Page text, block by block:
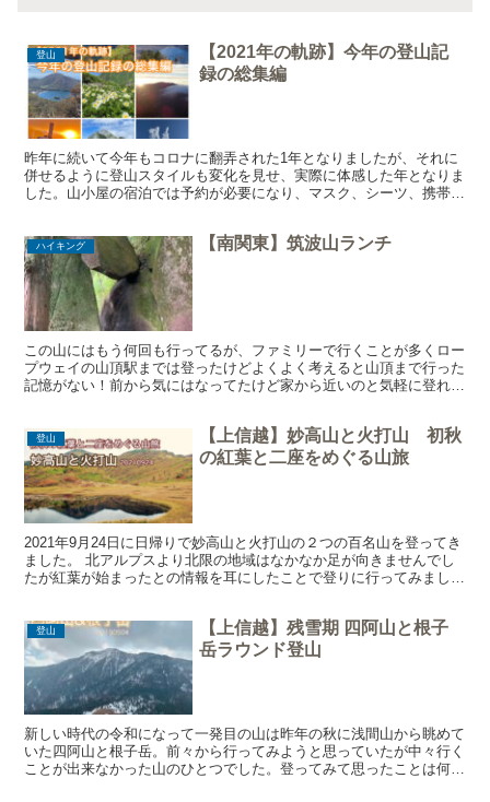
登山
【2021年の軌跡】今年の登山記
録の総集編
昨年に続いて今年もコロナに翻弄された1年となりましたが、それに
併せるように登山スタイルも変化を見せ、実際に体感した年となりま
した。山小屋の宿泊では予約が必要になり、マスク、シーツ、携帯ア
ハイキング 【南関東】筑波山ランチ
この山にはもう何回も行ってるが、ファミリーで行くことが多くロー
プウェイの山頂駅までは登ったけどよくよく考えると山頂まで行った
記憶がない！前から気にはなってたけど家から近いのと気軽に登れる
登山
【上信越】妙高山と火打山 初秋
の紅葉と二座をめぐる山旅
2021年9月24日に日帰りで妙高山と火打山の２つの百名山を登ってき
ました。 北アルプスより北限の地域はなかなか足が向きませんでし
たが紅葉が始まったとの情報を耳にしたことで登りに行ってみまし
登山
【上信越】残雪期 四阿山と根子
岳ラウンド登山
新しい時代の令和になって一発目の山は昨年の秋に浅間山から眺めて
いた四阿山と根子岳。前々から行ってみようと思っていたが中々行く
ことが出来なかった山のひとつでした。登ってみて思ったことは何か